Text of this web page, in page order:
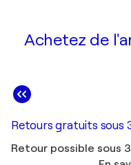
Achetez de
Retours gratuits sous
Retour possible sous